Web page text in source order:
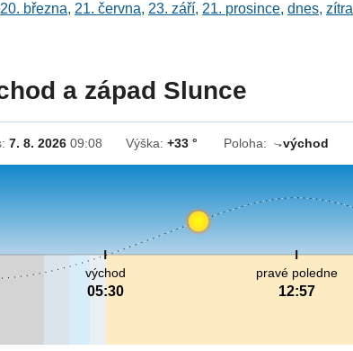
20. března, 21. června, 23. září, 21. prosince,dnes,zítra
a západ Slunce
7. 8. 2026 09:08 Výška:+33 ° Poloha: ↓východ
pravé poledne
12:57
východ
05:30